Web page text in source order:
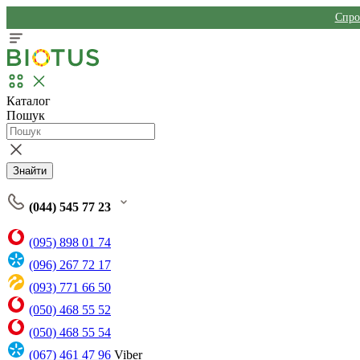
Каталог
Пошук
Знайти
(044) 545 77 23
(095) 898 01 74
(096) 267 72 17
(093) 771 66 50
(050) 468 55 52
(050) 468 55 54
(067) 461 47 96 Viber